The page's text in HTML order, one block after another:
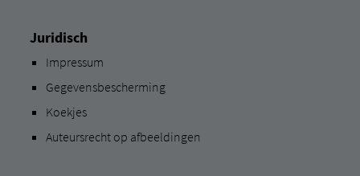
Juridisch
Impressum
Gegevensbescherming
Koekjes
Auteursrecht op afbeeldingen